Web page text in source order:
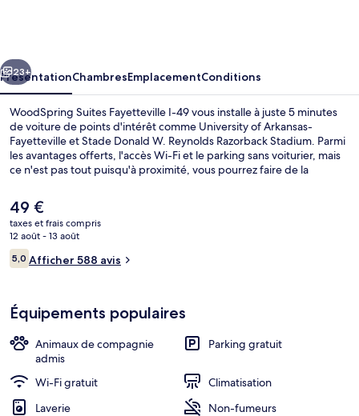
49
Suivant
23+
PrésentationChambresEmplacementConditions
WoodSpring Suites Fayetteville I-49 vous installe à juste 5 minutes
de voiture de points d'intérêt comme University of Arkansas-
Fayetteville et Stade Donald W. Reynolds Razorback Stadium. Parmi
les avantages offerts, l'accès Wi-Fi et le parking sans voiturier, mais
ce n'est pas tout puisqu'à proximité, vous pourrez faire de la
idéal pour un séjour actif. En voiture depuis cet hôtel, il ne vous
faudra pas longtemps pour vous rendre à Centre historique
Fayetteville Downtown Square.
Le
prix
actuel
est
de
49 €
taxes et frais compris
12 août - 13 août
Avis
voyageurs
5,05,0 sur 10
Afficher 588 avis
Équipements populaires
Animaux de compagnie
admis
Parking gratuit
Wi-Fi gratuit
Climatisation
Laverie
Non-fumeurs